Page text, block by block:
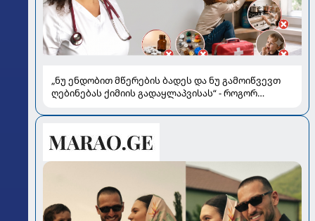
„ნუ ენდობით მწერების ბადეს და ნუ გამოიწვევთ
ღებინებას ქიმიის გადაყლაპვისას“ - როგორ
სალომე ახვლედიანის რჩევები